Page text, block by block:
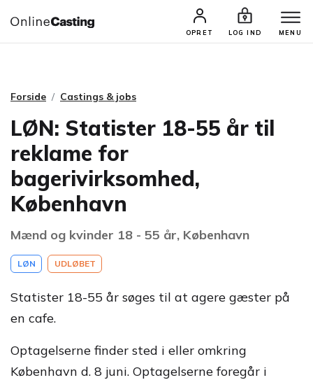
OPRET LOG IND MENU
CASTINGS & JOBS SØG PROFIL
Forside Castings & jobs
LØN: Statister 18-55 år til
reklame for
bagerivirksomhed,
København
Mænd og kvinder 18 - 55 år, København
LØN UDLØBET
Statister 18-55 år søges til at agere gæster på
en cafe.
Optagelserne finder sted i eller omkring
København d. 8 juni. Optagelserne foregår i